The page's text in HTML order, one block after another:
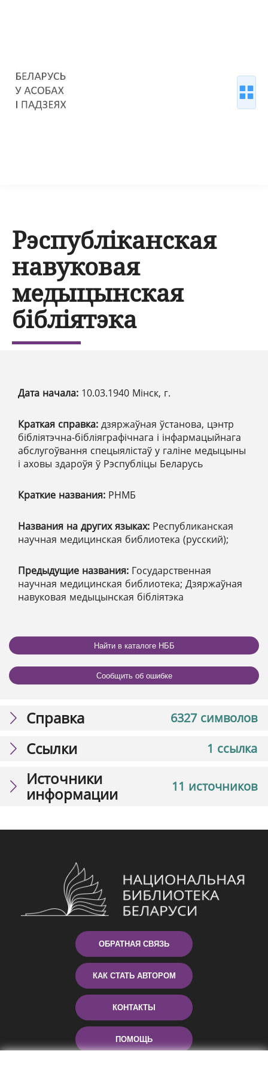
Рэспубліканская
навуковая
медыцынская
бібліятэка
Дата начала: 10.03.1940 Мінск, г.
Краткая справка: дзяржаўная ўстанова, цэнтр
бібліятэчна-бібліяграфічнага і інфармацыйнага
абслугоўвання спецыялістаў у галіне медыцыны
і аховы здароўя ў Рэспубліцы Беларусь
Краткие названия: РНМБ
Названия на других языках: Республиканская
научная медицинская библиотека (русский);
Предыдущие названия: Государственная
научная медицинская библиотека; Дзяржаўная
навуковая медыцынская бібліятэка
Найти в каталоге НББ
Сообщить об ошибке
6327 символов
Справка
1 ссылка
Ссылки
11 источников
Источники
информации
ОБРАТНАЯ СВЯЗЬ
КАК СТАТЬ АВТОРОМ
КОНТАКТЫ
ПОМОЩЬ